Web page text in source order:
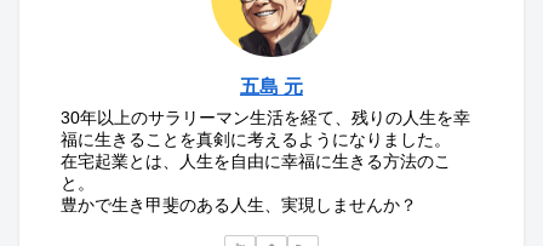
五島 元
30年以上のサラリーマン生活を経て、残りの人生を幸
福に生きることを真剣に考えるようになりました。
在宅起業とは、人生を自由に幸福に生きる方法のこ
と。
豊かで生き甲斐のある人生、実現しませんか？